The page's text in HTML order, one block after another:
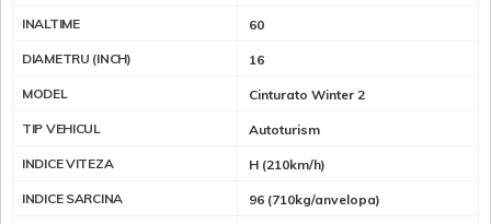
INALTIME 60
DIAMETRU (INCH) 16
MODEL Cinturato Winter 2
TIP VEHICUL Autoturism
INDICE VITEZA H (210km/h)
INDICE SARCINA 96 (710kg/anvelopa)